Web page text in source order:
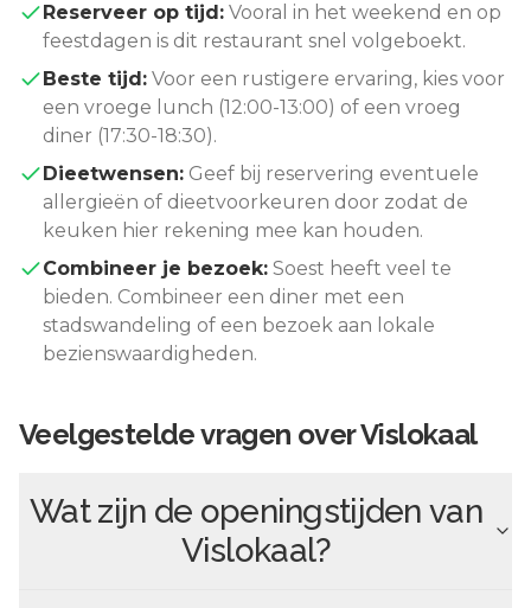
Reserveer op tijd: Vooral in het weekend en op
feestdagen is dit restaurant snel volgeboekt.
Beste tijd: Voor een rustigere ervaring, kies voor
een vroege lunch (12:00-13:00) of een vroeg
diner (17:30-18:30).
Dieetwensen: Geef bij reservering eventuele
allergieën of dieetvoorkeuren door zodat de
keuken hier rekening mee kan houden.
Combineer je bezoek: Soest heeft veel te
bieden. Combineer een diner met een
stadswandeling of een bezoek aan lokale
bezienswaardigheden.
Veelgestelde vragen overVislokaal
Wat zijn de openingstijden van
Vislokaal?